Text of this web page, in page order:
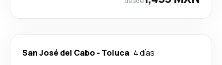
San José del Cabo - Toluca 4 días